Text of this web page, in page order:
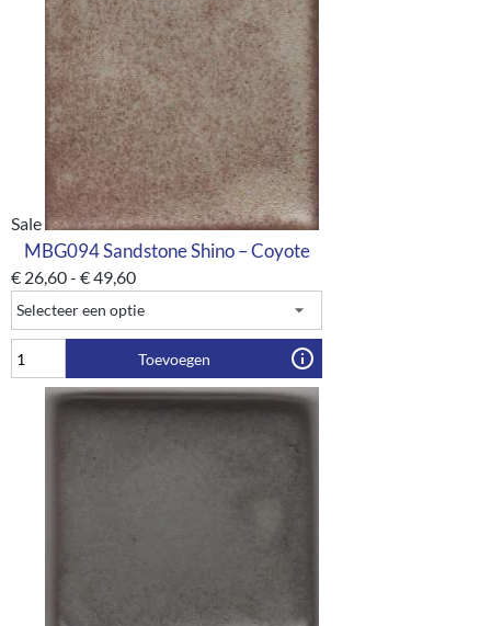
Sale
MBG094 Sandstone Shino – Coyote
€ 26,60- €49,60
Toevoegen